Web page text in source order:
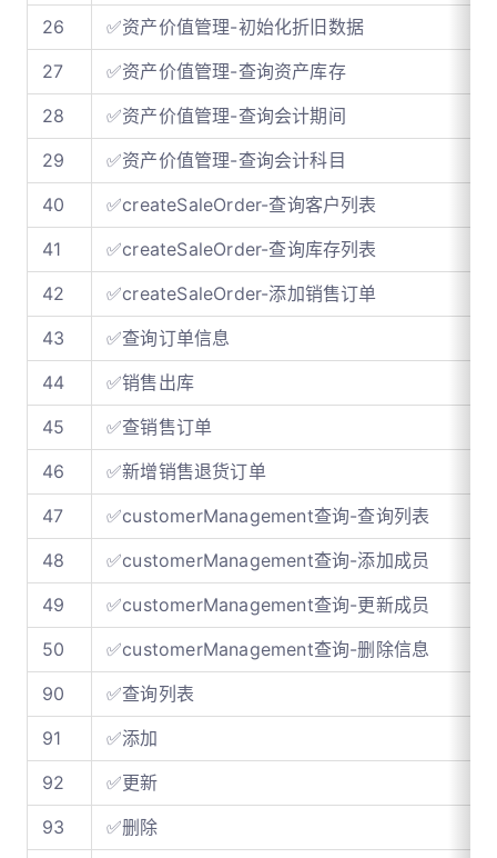
26
✅资产价值管理-初始化折旧数据
27
✅资产价值管理-查询资产库存
28
✅资产价值管理-查询会计期间
29
✅资产价值管理-查询会计科目
40
✅createSaleOrder-查询客户列表
41
✅createSaleOrder-查询库存列表
42
✅createSaleOrder-添加销售订单
43
✅查询订单信息
44
✅销售出库
45
✅查销售订单
46
✅新增销售退货订单
47
✅customerManagement查询-查询列表
48
✅customerManagement查询-添加成员
49
✅customerManagement查询-更新成员
50
✅customerManagement查询-删除信息
90
✅查询列表
91
✅添加
92
✅更新
93
✅删除